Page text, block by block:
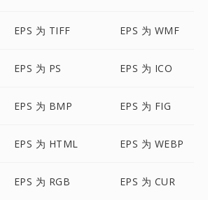
EPS 为 TIFF EPS 为 WMF
EPS 为 PS EPS 为 ICO
EPS 为 BMP EPS 为 FIG
EPS 为 HTML EPS 为 WEBP
EPS 为 RGB EPS 为 CUR